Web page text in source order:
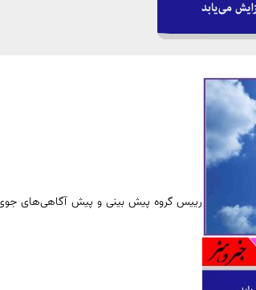
رییس گروه پیش بینی و پیش آگاهی‌های